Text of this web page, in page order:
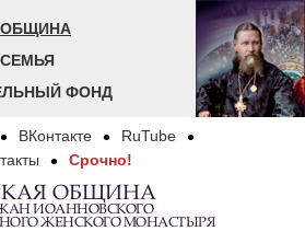
ОБЩИНА
ФОНД
ВКонтакте
RuTube
Срочно!
ОБЩИНА
ИОАННОВСКОГО
ЖЕНСКОГО МОНАСТЫРЯ